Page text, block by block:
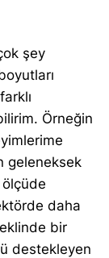
şey
Örneğin
geleneksek
daha
bir
destekleyen